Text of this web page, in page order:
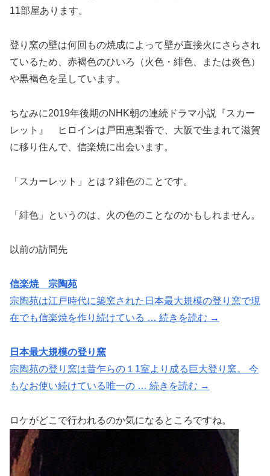
11部屋あります。
登り窯の壁は何回もの焼成によって壁が直接火にさらされ
ているため、赤褐色のひいろ（火色・緋色、または炎色）
や黒褐色を呈しています。
ちなみに2019年後期のNHK朝の連続ドラマ小説『スカー
レット』 ヒロインは戸田恵梨香で、大阪で生まれて滋賀
に移り住んで、信楽焼に出会います。
「スカーレット」とは？緋色のことです。
「緋色」というのは、火の色のことなのかもしれません。
以前の訪問先
信楽焼 宗陶苑
宗陶苑は江戸時代に築窯された日本最大規模の登り窯で現
在でも信楽焼を作り続けている … 続きを読む →
日本最大規模の登り窯
宗陶苑の登り窯は昔乍らの１1室より成る巨大登り窯。 今
もなお使い続けている唯一の … 続きを読む →
ロケがどこで行われるのか気になるところですね。